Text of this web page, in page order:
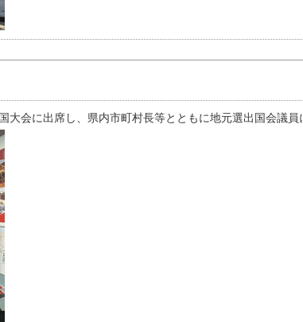
会に出席し、県内市町村長等とともに地元選出国会議員